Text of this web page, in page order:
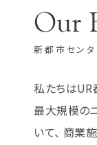
新都市セン
私たちはUR
最大規模の
いて、 商業